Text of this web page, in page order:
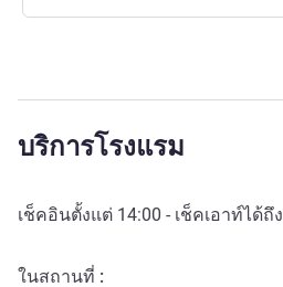
บริการโรงแรม
เช็คอินตั้งแต่ 14:00 - เช็คเอาท์ได้ถึง
ในสถานที่